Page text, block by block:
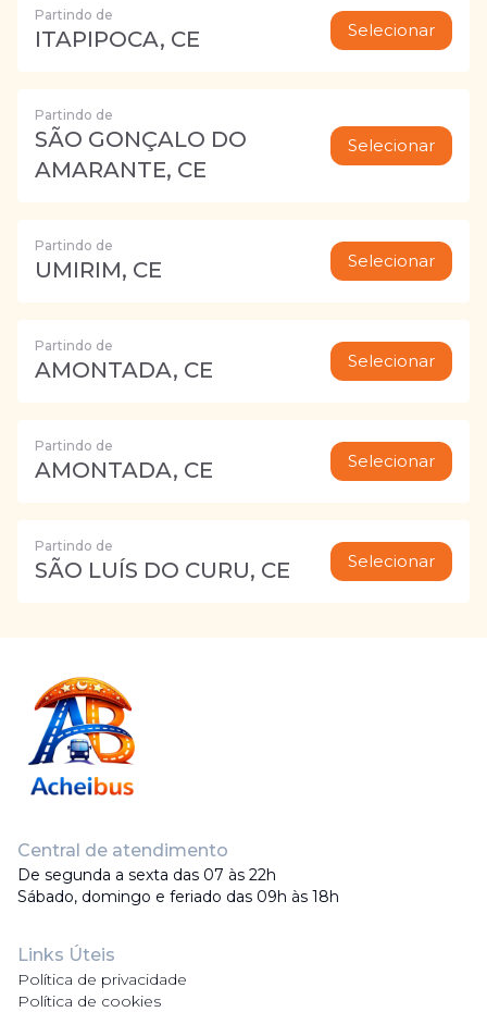
Partindo de
ITAPIPOCA, CE Selecionar
Partindo de
SÃO GONÇALO DO
AMARANTE, CE
Selecionar
Partindo de
UMIRIM, CE Selecionar
Partindo de
AMONTADA, CE Selecionar
Partindo de
AMONTADA, CE Selecionar
Partindo de
SÃO LUÍS DO CURU, CE Selecionar
Central de atendimento
De segunda a sexta das 07 às 22h
Sábado, domingo e feriado das 09h às 18h
Links Úteis
Política de privacidade
Política de cookies